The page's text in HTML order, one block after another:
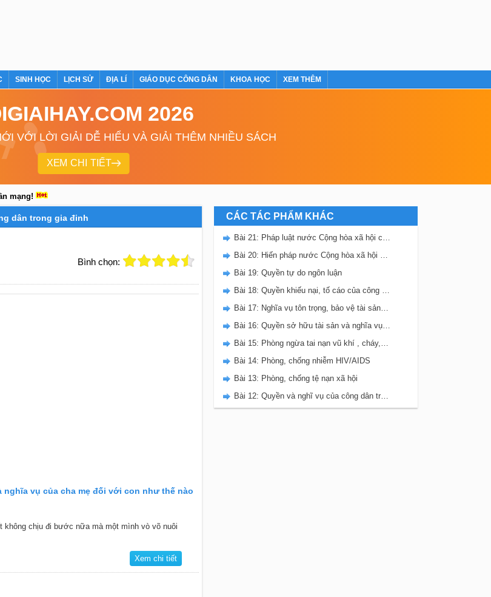
SINH HỌC LỊCH SỬ ĐỊA LÍ GIÁO DỤC CÔNG DÂN KHOA HỌC XEM THÊM
2026
VỚI LỜI GIẢI DỄ HIỂU VÀ GIẢI THÊM NHIỀU SÁCH
XEM CHI TIẾT
mạng!
dân trong gia đinh
Bình chọn:
vụ của cha mẹ đối với con như thế nào
không chịu đi bước nữa mà một mình vò võ nuôi
Xem chi tiết
CÁC TÁC PHẨM KHÁC
Bài 21: Pháp luật nước Cộng hòa xã hội chủ nghĩa Việt Nam
Bài 20: Hiến pháp nước Cộng hòa xã hội chủ nghĩa Việt Nam
Bài 19: Quyền tự do ngôn luận
Bài 18: Quyền khiếu nại, tố cáo của công dân.
Bài 17: Nghĩa vụ tôn trọng, bảo vệ tài sản nhà nước và lợi ích công cộng
Bài 16: Quyền sở hữu tài sản và nghĩa vụ tôn trọng tài sản của người khác
Bài 15: Phòng ngừa tai nạn vũ khí , cháy, nổ và các chất độc hại
Bài 14: Phòng, chống nhiễm HIV/AIDS
Bài 13: Phòng, chống tệ nạn xã hội
Bài 12: Quyền và nghĩ vụ của công dân trong gia đinh